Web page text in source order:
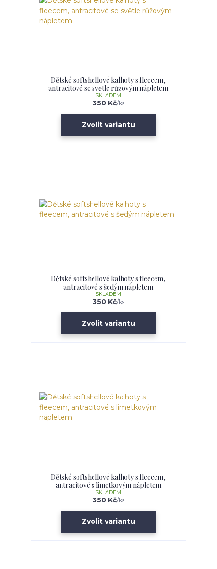
Dětské softshellové kalhoty s fleecem,
antracitové se světle růžovým nápletem
350 Kč/ks
SKLADEM
Zvolit variantu
Dětské softshellové kalhoty s fleecem,
antracitové s šedým nápletem
350 Kč/ks
SKLADEM
Zvolit variantu
Dětské softshellové kalhoty s fleecem,
antracitové s limetkovým nápletem
350 Kč/ks
SKLADEM
Zvolit variantu